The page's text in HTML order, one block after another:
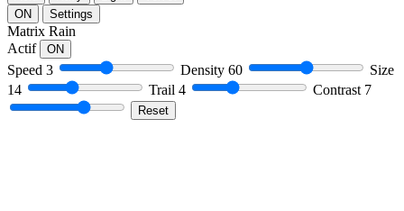
ON
Settings
Matrix Rain
Actif
ON
Speed 3 Density 60
Size
14
Trail 4 Contrast 7
Reset